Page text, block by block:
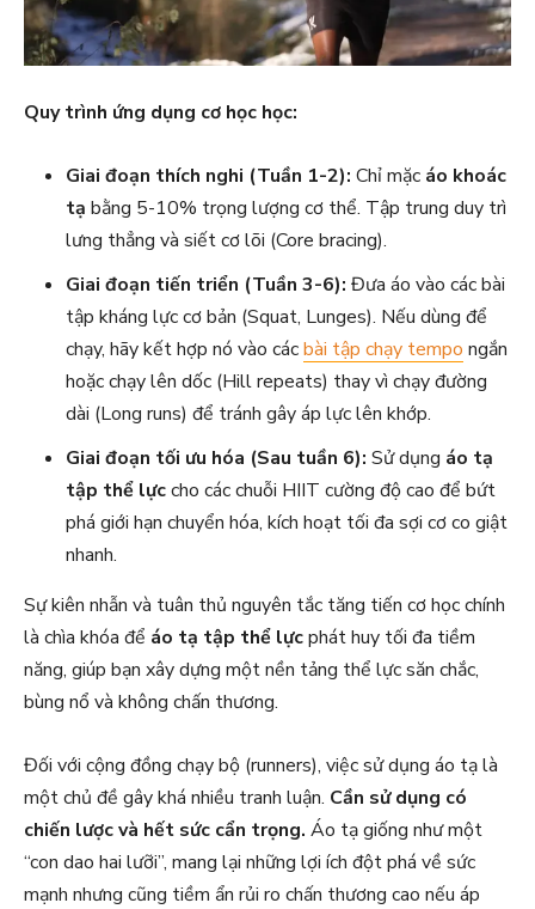
Quy trình ứng dụng cơ học học:
Giai đoạn thích nghi (Tuần 1-2): Chỉ mặc áo khoác
tạ bằng 5-10% trọng lượng cơ thể. Tập trung duy trì
lưng thẳng và siết cơ lõi (Core bracing).
Giai đoạn tiến triển (Tuần 3-6): Đưa áo vào các bài
tập kháng lực cơ bản (Squat, Lunges). Nếu dùng để
chạy, hãy kết hợp nó vào cácbài tập chạy tempo ngắn
hoặc chạy lên dốc (Hill repeats) thay vì chạy đường
dài (Long runs) để tránh gây áp lực lên khớp.
Giai đoạn tối ưu hóa (Sau tuần 6): Sử dụng áo tạ
tập thể lựccho các chuỗi HIIT cường độ cao để bứt
phá giới hạn chuyển hóa, kích hoạt tối đa sợi cơ co giật
nhanh.
Sự kiên nhẫn và tuân thủ nguyên tắc tăng tiến cơ học chính
là chìa khóa để áo tạ tập thể lựcphát huy tối đa tiềm
năng, giúp bạn xây dựng một nền tảng thể lực săn chắc,
bùng nổ và không chấn thương.
Đối với cộng đồng chạy bộ (runners), việc sử dụng áo tạ là
một chủ đề gây khá nhiều tranh luận. Cần sử dụng có
chiến lược và hết sức cẩn trọng. Áo tạ giống như một
“con dao hai lưỡi”, mang lại những lợi ích đột phá về sức
mạnh nhưng cũng tiềm ẩn rủi ro chấn thương cao nếu áp